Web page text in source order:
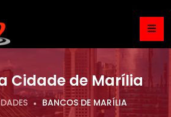
Cidade de Marília
BANCOS DE MARÍLIA